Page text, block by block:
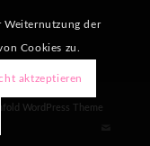
WordPress Theme
Weiternutzung der
Cookies zu.
aktzeptieren